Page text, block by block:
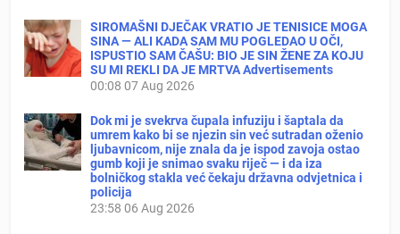
SIROMAŠNI DJEČAK VRATIO JE TENISICE MOGA
SINA — ALI KADA SAM MU POGLEDAO U OČI,
ISPUSTIO SAM ČAŠU: BIO JE SIN ŽENE ZA KOJU
SU MI REKLI DA JE MRTVA Advertisements
00:08 07 Aug 2026
Dok mi je svekrva čupala infuziju i šaptala da
umrem kako bi se njezin sin već sutradan oženio
ljubavnicom, nije znala da je ispod zavoja ostao
gumb koji je snimao svaku riječ — i da iza
bolničkog stakla već čekaju državna odvjetnica i
policija
23:58 06 Aug 2026